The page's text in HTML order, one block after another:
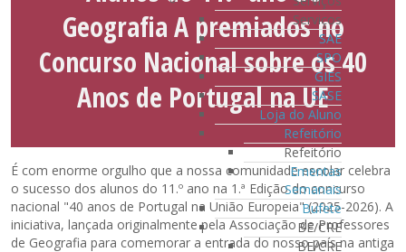
Serviços
SAE
SPO
GIES
SASE
Loja do Aluno
Refeitório
Refeitório
Ementas
Semanais
Bufete
BE/CRE
BE/CRE
Geografia A premiados no
Concurso Nacional sobre os 40
Anos de Portugal na UE
É com enorme orgulho que a nossa comunidade escolar celebra
o sucesso dos alunos do 11.º ano na 1.ª Edição do concurso
nacional "40 anos de Portugal na União Europeia" (2025-2026). A
iniciativa, lançada originalmente pela Associação de Professores
de Geografia para comemorar a entrada do nosso país na antiga